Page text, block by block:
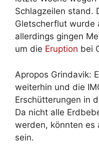
Schlagzeilen stand.
Gletscherflut wurde
allerdings gingen
um die Eruption bei
Apropos Grindavik:
weiterhin und die
Erschütterungen in
Da nicht alle
werden, könnten es
sein.